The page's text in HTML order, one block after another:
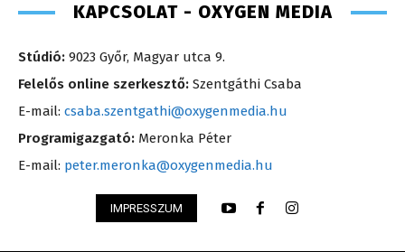
KAPCSOLAT - OXYGEN MEDIA
Stúdió: 9023 Győr, Magyar utca 9.
Felelős online szerkesztő: Szentgáthi Csaba
E-mail: csaba.szentgathi@oxygenmedia.hu
Programigazgató: Meronka Péter
E-mail: peter.meronka@oxygenmedia.hu
IMPRESSZUM